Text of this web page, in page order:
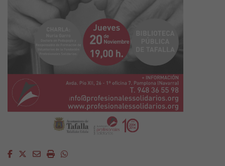
Facebook
Twitter
EmailImprimirWhatsapp